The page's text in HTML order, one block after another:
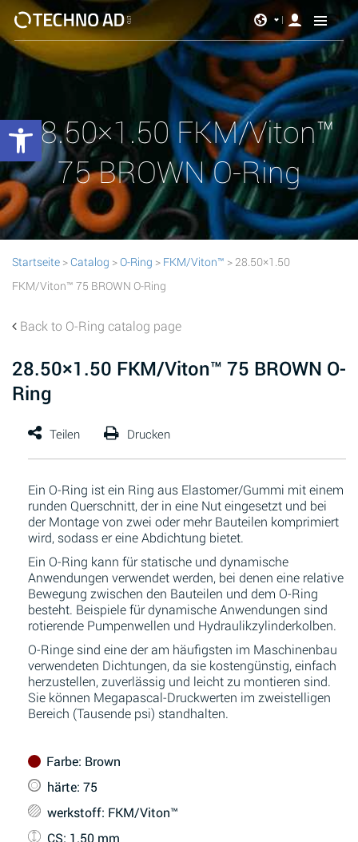
28.50×1.50 FKM/Viton™
75 BROWN O-Ring
Startseite > Catalog >O-Ring > FKM/Viton™ > 28.50×1.50
FKM/Viton™ 75 BROWN O-Ring
Back to O-Ring catalog page
28.50×1.50 FKM/Viton™ 75 BROWN O-
Ring
Ein O-Ring ist ein Ring aus Elastomer/Gummi mit einem
runden Querschnitt, der in eine Nut eingesetzt und bei
der Montage von zwei oder mehr Bauteilen komprimiert
wird, sodass er eine Abdichtung bietet.
Ein O-Ring kann für statische und dynamische
Anwendungen verwendet werden, bei denen eine relative
Bewegung zwischen den Bauteilen und dem O-Ring
besteht. Beispiele für dynamische Anwendungen sind
rotierende Pumpenwellen und Hydraulikzylinderkolben.
O-Ringe sind eine der am häufigsten im Maschinenbau
verwendeten Dichtungen, da sie kostengünstig, einfach
herzustellen, zuverlässig und leicht zu montieren sind.
Sie können Megapascal-Druckwerten im zweistelligen
Bereich (Tausende psi) standhalten.
Farbe: Brown
härte: 75
werkstoff: FKM/Viton™
CS: 1.50 mm
Werkzeugleiste öffnen